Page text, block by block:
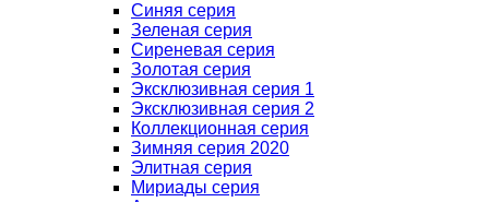
Синяя серия
Зеленая серия
Сиреневая серия
Золотая серия
Эксклюзивная серия 1
Эксклюзивная серия 2
Коллекционная серия
Зимняя серия 2020
Элитная серия
Мириады серия